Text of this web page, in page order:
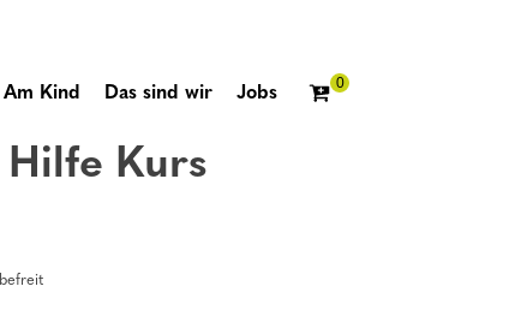
Am Kind Das sind wir Jobs
Kurs